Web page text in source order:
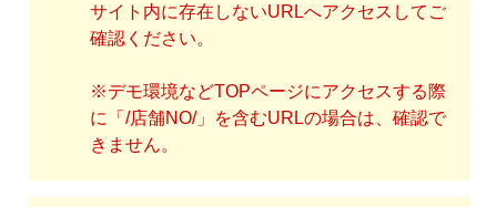
サイト内に存在しないURLへアクセスしてご
確認ください。
※デモ環境などTOPページにアクセスする際
に「/店舗NO/」を含むURLの場合は、確認で
きません。